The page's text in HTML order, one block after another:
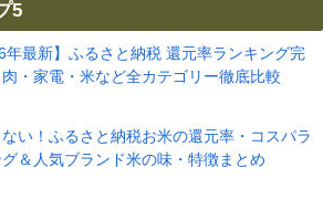
5
年最新】ふるさと納税 還元率ランキング完
・家電・米など全カテゴリー徹底比較
い！ふるさと納税お米の還元率・コスパラ
グ＆人気ブランド米の味・特徴まとめ